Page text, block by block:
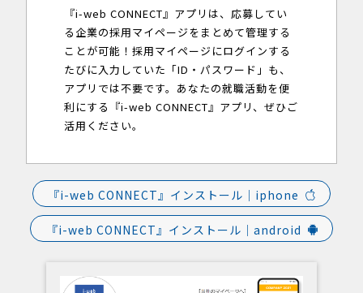
『i-web CONNECT』アプリは、応募してい
る企業の採用マイページをまとめて管理する
ことが可能！採用マイページにログインする
たびに入力していた「ID・パスワード」も、
アプリでは不要です。あなたの就職活動を便
利にする『i-web CONNECT』アプリ、ぜひご
活用ください。
『i-web CONNECT』インストール｜iphone
『i-web CONNECT』インストール｜android